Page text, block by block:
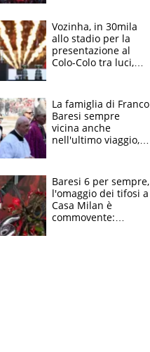
Vozinha, in 30mila
allo stadio per la
presentazione al
Colo-Colo tra luci,
La famiglia di Franco
Baresi sempre
vicina anche
nell'ultimo viaggio,
circondati
dall'affetto dei tifosi
Baresi 6 per sempre,
l'omaggio dei tifosi a
Casa Milan è
commovente: